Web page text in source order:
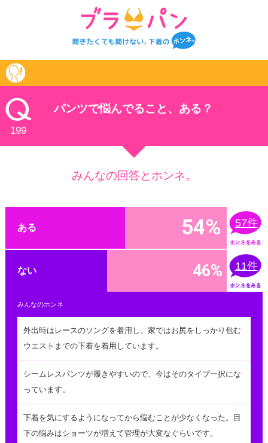
199
パンツで悩んでること、ある？
みんなの回答とホンネ。
ある 54% 57件
ない 46% 11件
みんなのホンネ
外出時はレースのソングを着用し、家ではお尻をしっかり包む
ウエストまでの下着を着用しています。
シームレスパンツが履きやすいので、今はそのタイプ一択にな
っています。
下着を気にするようになってから悩むことが少なくなった。目
下の悩みはショーツが増えて管理が大変なぐらいです。